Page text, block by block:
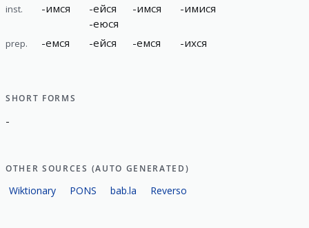
inst. -имся -ейся
-еюся
-имся -имися
prep. -емся -ейся -емся -ихся
SHORT FORMS
-
OTHER SOURCES (AUTO GENERATED)
Wiktionary PONS bab.la Reverso